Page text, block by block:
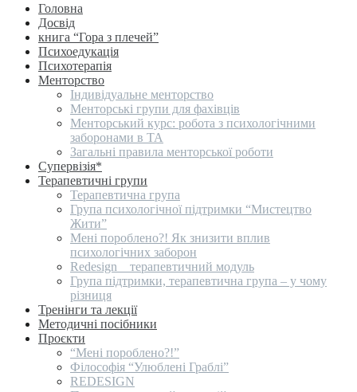
Головна
Досвід
книга “Гора з плечей”
Психоедукація
Психотерапія
Менторство
Індивідуальне менторство
Менторські групи для фахівців
Менторський курс: робота з психологічними
заборонами в ТА
Загальні правила менторської роботи
Супервізія*
Терапевтичні групи
Терапевтична група
Група психологічної підтримки “Мистецтво
Жити”
Мені пороблено?! Як знизити вплив
психологічних заборон
Redesign _ терапевтичний модуль
Група підтримки, терапевтична група – у чому
різниця
Тренінги та лекції
Методичні посібники
Проєкти
“Мені пороблено?!”
Філософія “Улюблені Граблі”
REDESIGN